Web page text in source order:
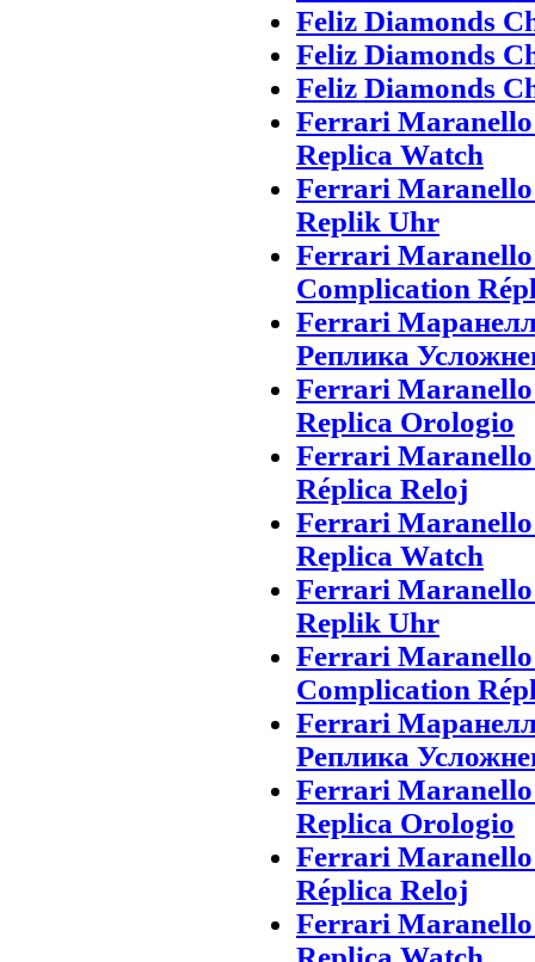
Feliz Diamonds
Feliz Diamonds
Feliz Diamonds
Ferrari
Replica Watch
Ferrari
Replik Uhr
Ferrari
Complication
Ferrari
Реплика
Ferrari
Replica Orologio
Ferrari
Réplica Reloj
Ferrari
Replica Watch
Ferrari
Replik Uhr
Ferrari
Complication
Ferrari
Реплика
Ferrari
Replica Orologio
Ferrari
Réplica Reloj
Ferrari